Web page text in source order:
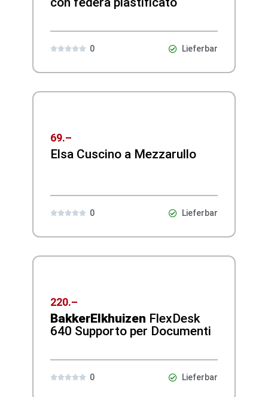
0
 Lieferbar
69.–
Elsa Cuscino a Mezzarullo
0
 Lieferbar
220.–
BakkerElkhuizen FlexDesk
640 Supporto per Documenti
0
 Lieferbar